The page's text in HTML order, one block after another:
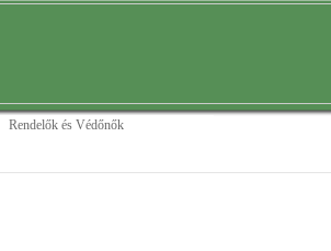
Rendelők és Védőnők